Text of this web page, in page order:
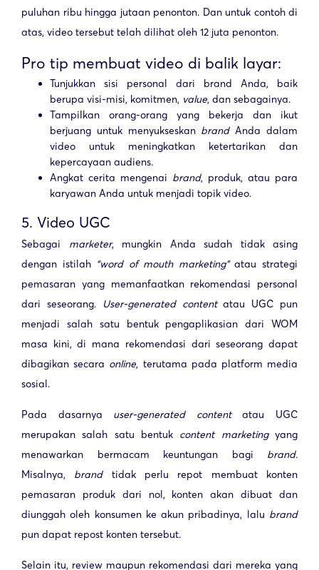
puluhan ribu hingga jutaan penonton. Dan untuk contoh di
atas, video tersebut telah dilihat oleh 12 juta penonton.
Pro tip membuat video di balik layar:
Tunjukkan sisi personal dari brand Anda, baik
berupa visi-misi, komitmen, value, dan sebagainya.
Tampilkan orang-orang yang bekerja dan ikut
berjuang untuk menyukseskan brandAnda dalam
video untuk meningkatkan ketertarikan dan
kepercayaan audiens.
Angkat cerita mengenai brand, produk, atau para
karyawan Anda untuk menjadi topik video.
5. Video UGC
Sebagai marketer, mungkin Anda sudah tidak asing
dengan istilah “word of mouth marketing”atau strategi
pemasaran yang memanfaatkan rekomendasi personal
dari seseorang.
User-generated contentatau UGC pun
menjadi salah satu bentuk pengaplikasian dari WOM
masa kini, di mana rekomendasi dari seseorang dapat
dibagikan secara online, terutama pada platform media
sosial.
Pada dasarnya user-generated contentatau UGC
merupakan salah satu bentuk content marketingyang
menawarkan bermacam keuntungan bagi brand.
Misalnya, brandtidak perlu repot membuat konten
pemasaran produk dari nol, konten akan dibuat dan
diunggah oleh konsumen ke akun pribadinya, lalu brand
pun dapat repost konten tersebut.
Selain itu, review maupun rekomendasi dari mereka yang